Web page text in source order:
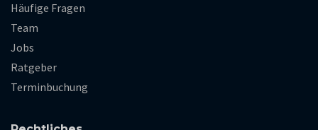
Häufige Fragen
Team
Jobs
Ratgeber
Terminbuchung